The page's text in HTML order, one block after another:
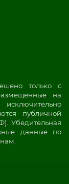
только с
на
публичной
Убедительная
данные по